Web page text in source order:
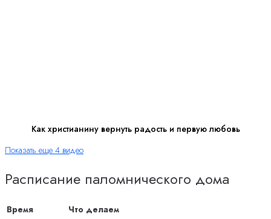
Как христианину вернуть радость и первую любовь
Показать еще 4 видео
Расписание паломнического дома
Время
Что делаем